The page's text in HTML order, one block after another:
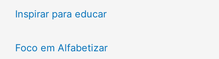
Inspirar para educar
Foco em Alfabetizar